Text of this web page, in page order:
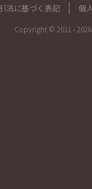
法に基づく表記 個
Copyright © 2011 -